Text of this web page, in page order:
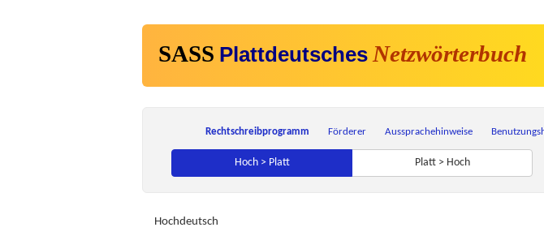
SASS Plattdeutsches Netzwörterbuch
Rechtschreibprogramm Förderer Aussprachehinweise
Hoch > Platt Platt > Hoch
Hochdeutsch